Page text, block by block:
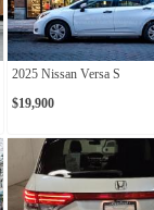
2025 Nissan Versa S
$19,900